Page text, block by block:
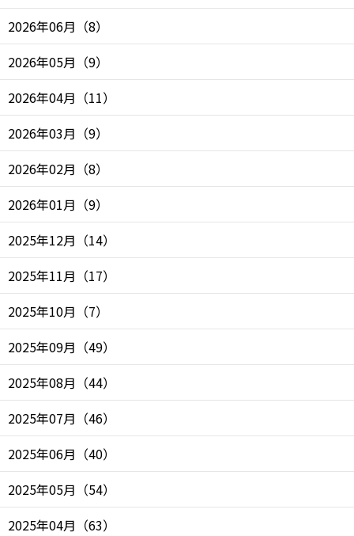
2026年06月 （8）
2026年05月 （9）
2026年04月 （11）
2026年03月 （9）
2026年02月 （8）
2026年01月 （9）
2025年12月 （14）
2025年11月 （17）
2025年10月 （7）
2025年09月 （49）
2025年08月 （44）
2025年07月 （46）
2025年06月 （40）
2025年05月 （54）
2025年04月 （63）